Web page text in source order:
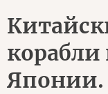
корабли
Японии.